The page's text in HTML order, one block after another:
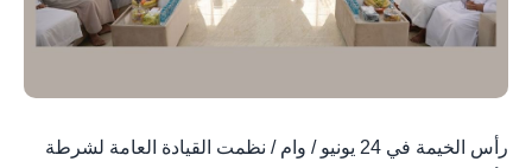
رأس الخيمة في 24 يونيو / وام / نظمت القيادة العامة لشرطة